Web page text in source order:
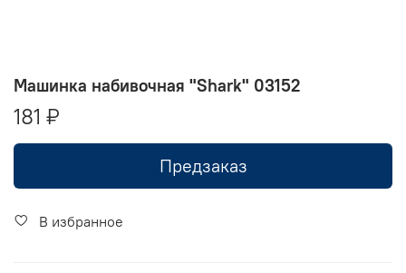
Машинка набивочная "Shark" 03152
181 ₽
Предзаказ
В избранное